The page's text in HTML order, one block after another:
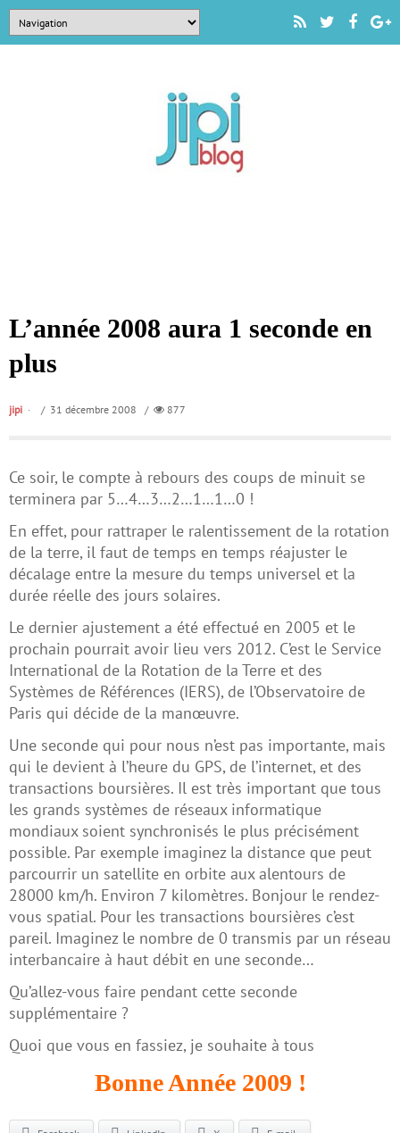
L’année 2008 aura 1 seconde en
plus
jipi / 31 décembre 2008 / 877
Ce soir, le compte à rebours des coups de minuit se
terminera par 5…4…3…2…1…1…0 !
En effet, pour rattraper le ralentissement de la rotation
de la terre, il faut de temps en temps réajuster le
décalage entre la mesure du temps universel et la
durée réelle des jours solaires.
Le dernier ajustement a été effectué en 2005 et le
prochain pourrait avoir lieu vers 2012. C’est le Service
International de la Rotation de la Terre et des
Systèmes de Références (IERS), de l’Observatoire de
Paris qui décide de la manœuvre.
Une seconde qui pour nous n’est pas importante, mais
qui le devient à l’heure du GPS, de l’internet, et des
transactions boursières. Il est très important que tous
les grands systèmes de réseaux informatique
mondiaux soient synchronisés le plus précisément
possible. Par exemple imaginez la distance que peut
parcourrir un satellite en orbite aux alentours de
28000 km/h. Environ 7 kilomètres. Bonjour le rendez-
vous spatial. Pour les transactions boursières c’est
pareil. Imaginez le nombre de 0 transmis par un réseau
interbancaire à haut débit en une seconde…
Qu’allez-vous faire pendant cette seconde
supplémentaire ?
Quoi que vous en fassiez, je souhaite à tous
Bonne Année 2009 !